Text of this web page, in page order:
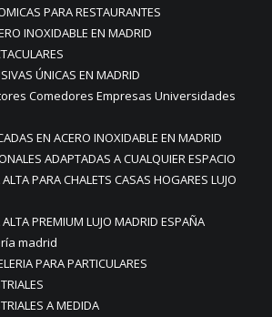
PARA RESTAURANTES
INOXIDABLE EN MADRID
ÚNICAS EN MADRID
Comedores Empresas Universidades
EN ACERO INOXIDABLE EN MADRID
ADAPTADAS A CUALQUIER ESPACIO
PARA CHALETS CASAS HOGARES LUJO
PREMIUM LUJO MADRID ESPAÑA
madrid
PARA PARTICULARES
A MEDIDA